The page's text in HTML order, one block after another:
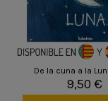
De la cuna a la
9,50 €